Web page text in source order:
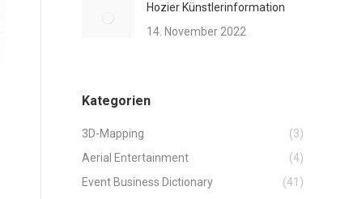
Hozier Künstlerinformation
14. November 2022
Kategorien
3D-Mapping
(3)
Aerial Entertainment
(4)
Event Business Dictionary
(41)